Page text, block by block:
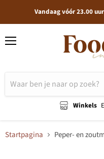
Vandaag vóór 23.00
Winkels
Startpagina Peper- en